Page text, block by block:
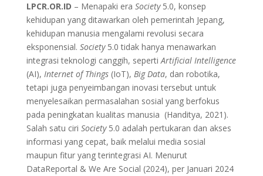
LPCR.OR.ID – Menapaki era Society 5.0, konsep
kehidupan yang ditawarkan oleh pemerintah Jepang,
kehidupan manusia mengalami revolusi secara
eksponensial. Society 5.0 tidak hanya menawarkan
integrasi teknologi canggih, sepertiArtificial Intelligence
(AI), Internet of Things (IoT), Big Data, dan robotika,
tetapi juga penyeimbangan inovasi tersebut untuk
menyelesaikan permasalahan sosial yang berfokus
pada peningkatan kualitas manusia (Handitya, 2021).
Salah satu ciri Society 5.0 adalah pertukaran dan akses
informasi yang cepat, baik melalui media sosial
maupun fitur yang terintegrasi AI. Menurut
DataReportal & We Are Social (2024), per Januari 2024